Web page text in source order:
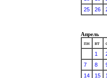
25
26
Апрель
пн
вт
1
7
8
14
15